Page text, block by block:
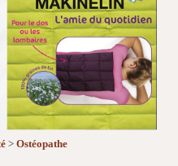
> Ostéopathe